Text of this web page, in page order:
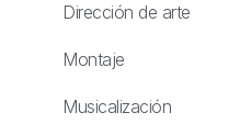
Dirección de arte
Montaje
Musicalización